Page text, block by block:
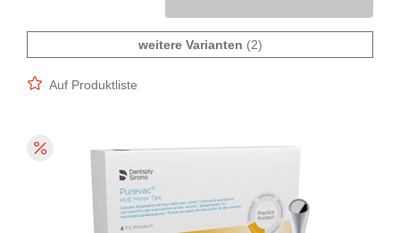
weitere Varianten (2)
Auf Produktliste